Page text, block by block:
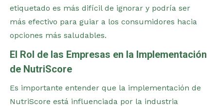
etiquetado es más difícil de ignorar y podría ser
más efectivo para guiar a los consumidores hacia
opciones más saludables​.
El Rol de las Empresas en la Implementación
de NutriScore
Es importante entender que la implementación de
NutriScore está influenciada por la industria